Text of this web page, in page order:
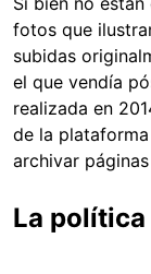
fotos que
subidas
el que vendía
realizada en
de la plataforma
archivar
La